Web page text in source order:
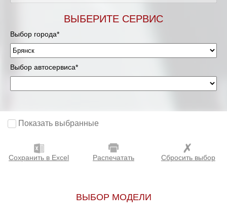
ВЫБЕРИТЕ СЕРВИС
Выбор города*
Выбор автосервиса*
Показать выбранные
Сохранить в Excel Распечатать Сбросить выбор
ВЫБОР МОДЕЛИ